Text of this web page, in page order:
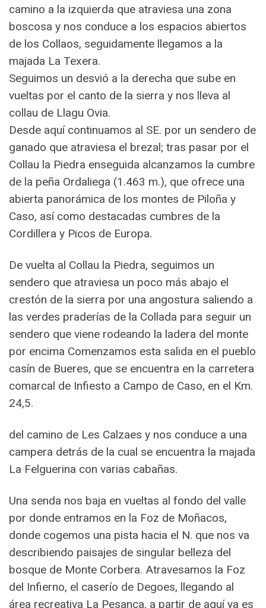
camino a la izquierda que atraviesa una zona
boscosa y nos conduce a los espacios abiertos
de los Collaos, seguidamente llegamos a la
majada La Texera.
Seguimos un desvió a la derecha que sube en
vueltas por el canto de la sierra y nos lleva al
collau de Llagu Ovia.
Desde aquí continuamos al SE. por un sendero de
ganado que atraviesa el brezal; tras pasar por el
Collau la Piedra enseguida alcanzamos la cumbre
de la peña Ordaliega (1.463 m.), que ofrece una
abierta panorámica de los montes de Piloña y
Caso, así como destacadas cumbres de la
Cordillera y Picos de Europa.
De vuelta al Collau la Piedra, seguimos un
sendero que atraviesa un poco más abajo el
crestón de la sierra por una angostura saliendo a
las verdes praderías de la Collada para seguir un
sendero que viene rodeando la ladera del monte
por encima Comenzamos esta salida en el pueblo
casín de Bueres, que se encuentra en la carretera
comarcal de Infiesto a Campo de Caso, en el Km.
24,5.
del camino de Les Calzaes y nos conduce a una
campera detrás de la cual se encuentra la majada
La Felguerina con varias cabañas.
Una senda nos baja en vueltas al fondo del valle
por donde entramos en la Foz de Moñacos,
donde cogemos una pista hacia el N. que nos va
describiendo paisajes de singular belleza del
bosque de Monte Corbera. Atravesamos la Foz
del Infierno, el caserío de Degoes, llegando al
área recreativa La Pesanca, a partir de aquí ya es